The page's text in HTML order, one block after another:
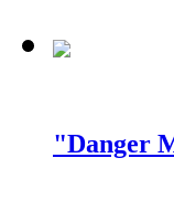
"Danger